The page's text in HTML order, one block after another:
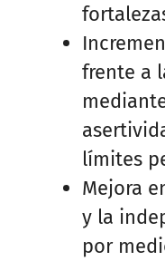
frente a
límites
Mejora
y la
por